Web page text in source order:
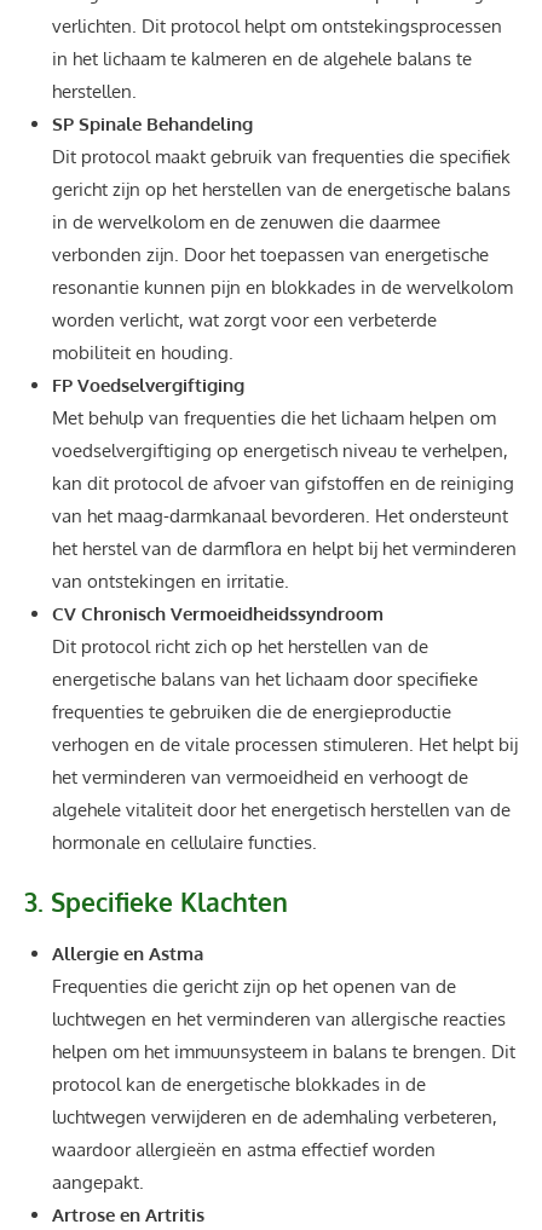
verlichten. Dit protocol helpt om ontstekingsprocessen
in het lichaam te kalmeren en de algehele balans te
herstellen.
SP Spinale Behandeling
Dit protocol maakt gebruik van frequenties die specifiek
gericht zijn op het herstellen van de energetische balans
in de wervelkolom en de zenuwen die daarmee
verbonden zijn. Door het toepassen van energetische
resonantie kunnen pijn en blokkades in de wervelkolom
worden verlicht, wat zorgt voor een verbeterde
mobiliteit en houding.
FP Voedselvergiftiging
Met behulp van frequenties die het lichaam helpen om
voedselvergiftiging op energetisch niveau te verhelpen,
kan dit protocol de afvoer van gifstoffen en de reiniging
van het maag-darmkanaal bevorderen. Het ondersteunt
het herstel van de darmflora en helpt bij het verminderen
van ontstekingen en irritatie.
CV Chronisch Vermoeidheidssyndroom
Dit protocol richt zich op het herstellen van de
energetische balans van het lichaam door specifieke
frequenties te gebruiken die de energieproductie
verhogen en de vitale processen stimuleren. Het helpt bij
het verminderen van vermoeidheid en verhoogt de
algehele vitaliteit door het energetisch herstellen van de
hormonale en cellulaire functies.
3. Specifieke Klachten
Allergie en Astma
Frequenties die gericht zijn op het openen van de
luchtwegen en het verminderen van allergische reacties
helpen om het immuunsysteem in balans te brengen. Dit
protocol kan de energetische blokkades in de
luchtwegen verwijderen en de ademhaling verbeteren,
waardoor allergieën en astma effectief worden
aangepakt.
Artrose en Artritis